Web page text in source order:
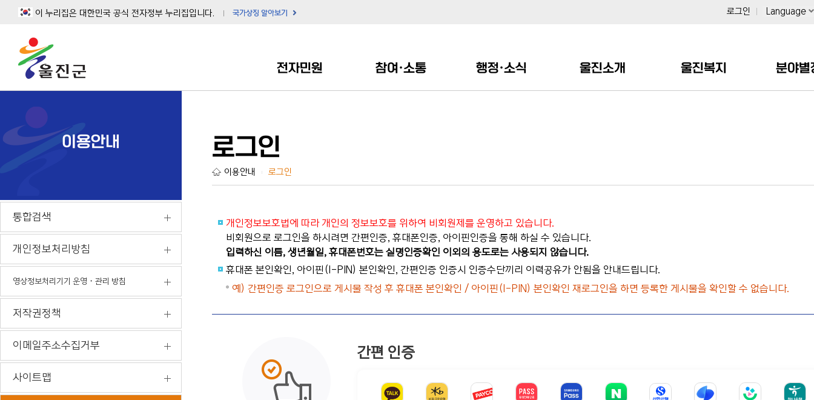
이 누리집은 대한민국 공식 전자정부 누리집입니다. 국가상징 알아보기 로그인 Language
전자민원 참여·소통 행정·소식 울진소개 울진복지 분야별
이용안내
통합검색
개인정보처리방침
영상정보처리기기 운영・관리 방침
저작권정책
이메일주소수집거부
사이트맵
로그인
이용안내 로그인
개인정보보호법에 따라 개인의 정보보호를 위하여 비회원제를 운영하고 있습니다.
비회원으로 로그인을 하시려면 간편인증, 휴대폰인증, 아이핀인증을 통해 하실 수 있습니다.
입력하신 이름, 생년월일, 휴대폰번호는 실명인증확인 이외의 용도로는 사용되지 않습니다.
휴대폰 본인확인, 아이핀(I-PIN) 본인확인, 간편인증 인증시 인증수단끼리 이력공유가 안됨을 안내드립니다.
예) 간편인증 로그인으로 게시물 작성 후 휴대폰 본인확인 / 아이핀(I-PIN) 본인확인 재로그인을 하면 등록한 게시물을 확인할 수 없습니다.
간편 인증